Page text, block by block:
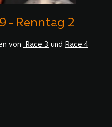
- Renntag 2
von Race 3 und Race 4